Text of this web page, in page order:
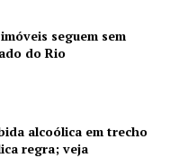
seguem sem
do Rio
alcoólica em trecho
regra; veja